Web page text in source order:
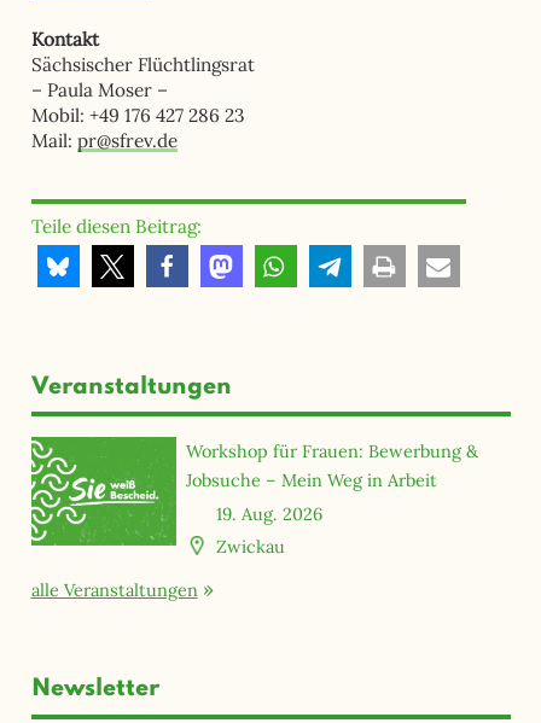
Kontakt
Sächsischer Flüchtlingsrat
– Paula Moser –
Mobil: +49 176 427 286 23
Mail: pr@sfrev.de
Teile diesen Beitrag:
Veranstaltungen
Workshop für Frauen: Bewerbung &
Jobsuche – Mein Weg in Arbeit
19. Aug. 2026
Zwickau
alle Veranstaltungen
Newsletter